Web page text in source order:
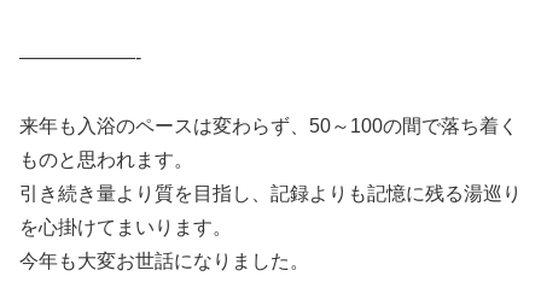
——————-
来年も入浴のペースは変わらず、50～100の間で落ち着く
ものと思われます。
引き続き量より質を目指し、記録よりも記憶に残る湯巡り
を心掛けてまいります。
今年も大変お世話になりました。